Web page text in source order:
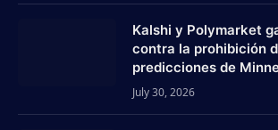
Kalshi y Polymarket
contra la prohibición
predicciones de
July 30, 2026